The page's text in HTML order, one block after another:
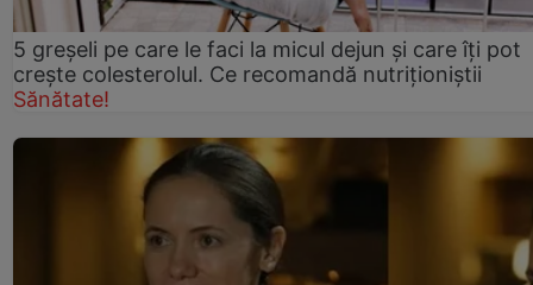
5 greșeli pe care le faci la micul dejun și care îți pot
crește colesterolul. Ce recomandă nutriționiștii
Sănătate!